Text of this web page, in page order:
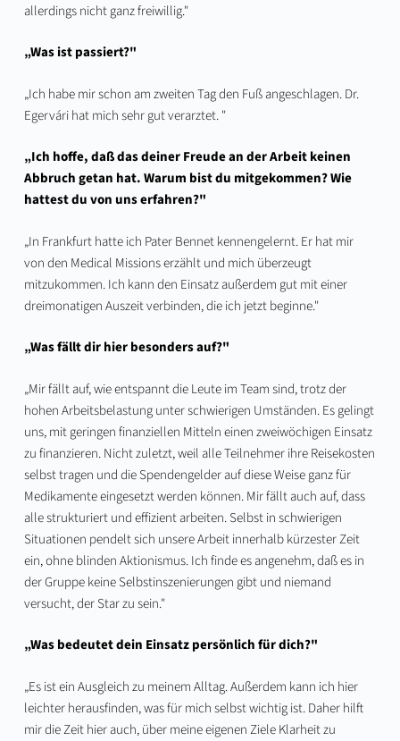
allerdings nicht ganz freiwillig."
„Was ist passiert?"
„Ich habe mir schon am zweiten Tag den Fuß angeschlagen. Dr.
Egervári hat mich sehr gut verarztet. "
„Ich hoffe, daß das deiner Freude an der Arbeit keinen
Abbruch getan hat. Warum bist du mitgekommen? Wie
hattest du von uns erfahren?"
„In Frankfurt hatte ich Pater Bennet kennengelernt. Er hat mir
von den Medical Missions erzählt und mich überzeugt
mitzukommen. Ich kann den Einsatz außerdem gut mit einer
dreimonatigen Auszeit verbinden, die ich jetzt beginne."
„Was fällt dir hier besonders auf?"
„Mir fällt auf, wie entspannt die Leute im Team sind, trotz der
hohen Arbeitsbelastung unter schwierigen Umständen. Es gelingt
uns, mit geringen finanziellen Mitteln einen zweiwöchigen Einsatz
zu finanzieren. Nicht zuletzt, weil alle Teilnehmer ihre Reisekosten
selbst tragen und die Spendengelder auf diese Weise ganz für
Medikamente eingesetzt werden können. Mir fällt auch auf, dass
alle strukturiert und effizient arbeiten. Selbst in schwierigen
Situationen pendelt sich unsere Arbeit innerhalb kürzester Zeit
ein, ohne blinden Aktionismus. Ich finde es angenehm, daß es in
der Gruppe keine Selbstinszenierungen gibt und niemand
versucht, der Star zu sein."
„Was bedeutet dein Einsatz persönlich für dich?"
„Es ist ein Ausgleich zu meinem Alltag. Außerdem kann ich hier
leichter herausfinden, was für mich selbst wichtig ist. Daher hilft
mir die Zeit hier auch, über meine eigenen Ziele Klarheit zu